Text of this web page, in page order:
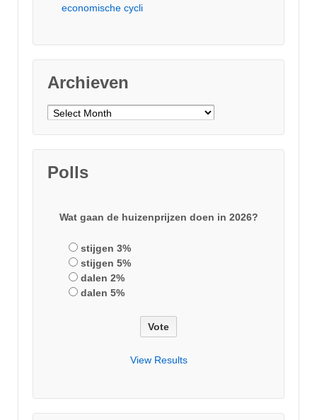
economische cycli
Archieven
Archieven
Polls
Wat gaan de huizenprijzen doen in 2026?
stijgen 3%
stijgen 5%
dalen 2%
dalen 5%
View Results